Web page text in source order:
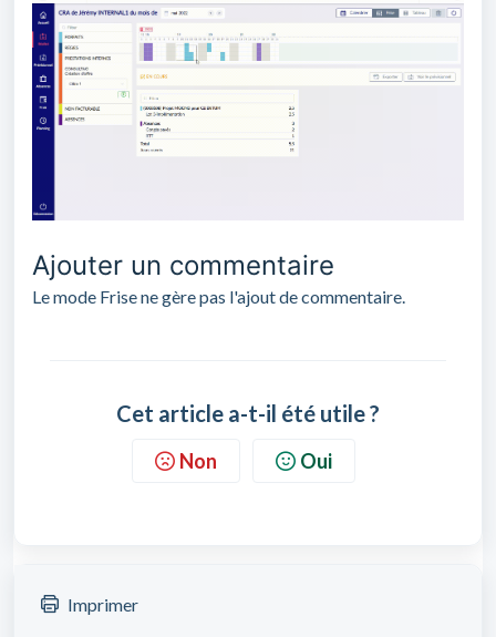
Ajouter un commentaire
Le mode Frise ne gère pas l'ajout de commentaire.
Cet article a-t-il été utile ?
Non Oui
Imprimer